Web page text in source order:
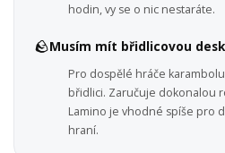
hodin, vy se o nic nestaráte.
🪨Musím mít břidlicovou
Pro dospělé hráče
břidlici. Zaručuje dokonalou
Lamino je vhodné spíše pro
hraní.